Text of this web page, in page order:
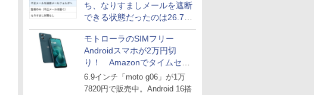
ち、なりすましメールを遮断
できる状態だったのは26.7％
にとどまる～GMOブランド
セキュリティ調査
モトローラのSIMフリー
Androidスマホが2万円切
り！ Amazonでタイムセー
ル
6.9インチ「moto g06」が1万
7820円で販売中。Android 16搭